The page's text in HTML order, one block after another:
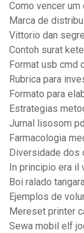
Como vencer
Marca de
Vittorio dan segre
Contoh surat
Format usb cmd
Rubrica para
Formato para
Estrategias
Jurnal lisosom
Farmacologia
Diversidade dos
In principio era
Boi ralado
Ejemplos de
Mereset printer
Sewa mobil elf